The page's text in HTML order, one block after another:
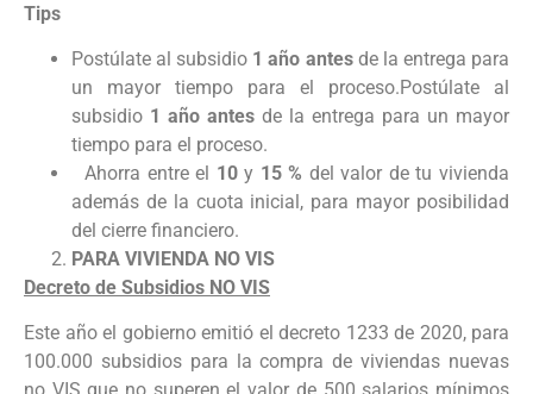
Tips
Postúlate al subsidio 1 año antes de la entrega para
un mayor tiempo para el proceso.Postúlate al
subsidio 1 año antes de la entrega para un mayor
tiempo para el proceso.
Ahorra entre el 10y 15 % del valor de tu vivienda
además de la cuota inicial, para mayor posibilidad
del cierre financiero.
PARA VIVIENDA NO VIS
Decreto de Subsidios NO VIS
Este año el gobierno emitió el decreto 1233 de 2020, para
100.000 subsidios para la compra de viviendas nuevas